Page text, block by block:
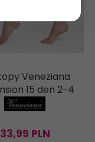
Veneziana
15 den 2-4
33,99 PLN